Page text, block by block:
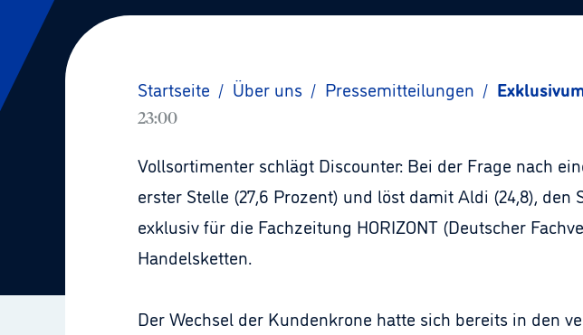
Startseite / Über uns / Pressemitteilungen /
23:00
Vollsortimenter schlägt Discounter: Bei der Frage nach
erster Stelle (27,6 Prozent) und löst damit Aldi (24,8),
exklusiv für die Fachzeitung HORIZONT (Deutscher
Handelsketten.
Der Wechsel der Kundenkrone hatte sich bereits in den